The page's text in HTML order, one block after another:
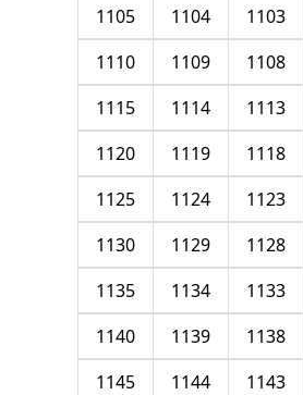
1103
1104
1105
1108
1109
1110
1113
1114
1115
1118
1119
1120
1123
1124
1125
1128
1129
1130
1133
1134
1135
1138
1139
1140
1143
1144
1145